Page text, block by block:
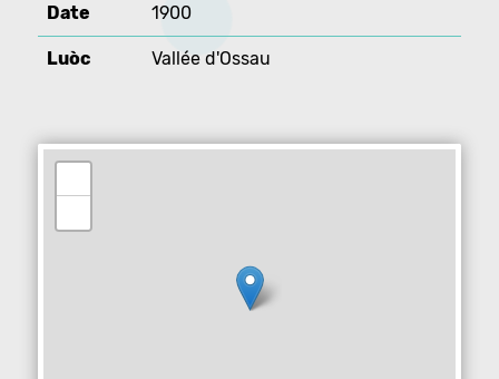
Date 1900
Luòc Vallée d'Ossau